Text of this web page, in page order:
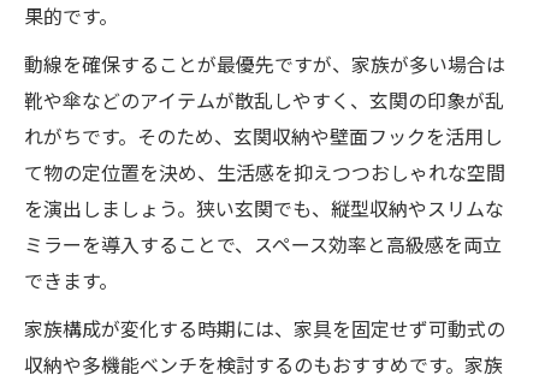
果的です。
動線を確保することが最優先ですが、家族が多い場合は
靴や傘などのアイテムが散乱しやすく、玄関の印象が乱
れがちです。そのため、玄関収納や壁面フックを活用し
て物の定位置を決め、生活感を抑えつつおしゃれな空間
を演出しましょう。狭い玄関でも、縦型収納やスリムな
ミラーを導入することで、スペース効率と高級感を両立
できます。
家族構成が変化する時期には、家具を固定せず可動式の
収納や多機能ベンチを検討するのもおすすめです。家族